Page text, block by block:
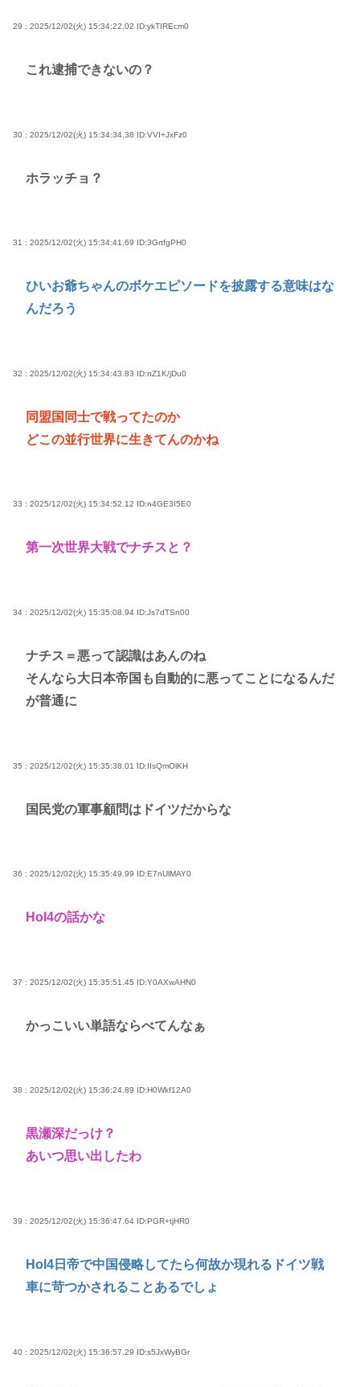
29 : 2025/12/02(火) 15:34:22.02 ID:ykTIREcm0
これ逮捕できないの？
30 : 2025/12/02(火) 15:34:34.38 ID:VVI+JxFz0
ホラッチョ？
31 : 2025/12/02(火) 15:34:41.69 ID:3GrtfgPH0
ひいお爺ちゃんのボケエピソードを披露する意味はな
んだろう
32 : 2025/12/02(火) 15:34:43.83 ID:nZ1K/jDu0
同盟国同士で戦ってたのか
どこの並行世界に生きてんのかね
33 : 2025/12/02(火) 15:34:52.12 ID:n4GE3I5E0
第一次世界大戦でナチスと？
34 : 2025/12/02(火) 15:35:08.94 ID:Js7dTSn00
ナチス＝悪って認識はあんのね
そんなら大日本帝国も自動的に悪ってことになるんだ
が普通に
35 : 2025/12/02(火) 15:35:38.01 ID:IIsQmOlKH
国民党の軍事顧問はドイツだからな
36 : 2025/12/02(火) 15:35:49.99 ID:E7nUlMAY0
HoI4の話かな
37 : 2025/12/02(火) 15:35:51.45 ID:Y0AXwAHN0
かっこいい単語ならべてんなぁ
38 : 2025/12/02(火) 15:36:24.89 ID:H0Wkf12A0
黒瀬深だっけ？
あいつ思い出したわ
39 : 2025/12/02(火) 15:36:47.64 ID:PGR+tjHR0
HoI4日帝で中国侵略してたら何故か現れるドイツ戦
車に苛つかされることあるでしょ
40 : 2025/12/02(火) 15:36:57.29 ID:s5JxWyBGr